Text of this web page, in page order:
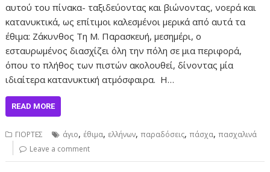
αυτού του πίνακα- ταξιδεύοντας και βιώνοντας, νοερά και
κατανυκτικά, ως επίτιμοι καλεσμένοι μερικά από αυτά τα
έθιμα: Ζάκυνθος Τη Μ. Παρασκευή, μεσημέρι, ο
εσταυρωμένος διασχίζει όλη την πόλη σε μια περιφορά,
όπου το πλήθος των πιστών ακολουθεί, δίνοντας μία
ιδιαίτερα κατανυκτική ατμόσφαιρα. Η…
READ MORE
ΓΙΟΡΤΕΣ άγιο, έθιμα, ελλήνων,παραδόσεις,πάσχα,πασχαλινά
Leave a comment